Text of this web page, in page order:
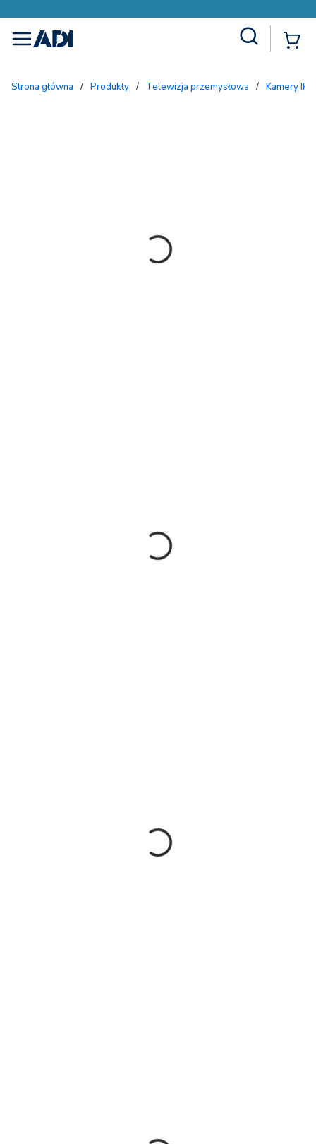
menu
Strona główna / Produkty / Telewizja przemysłowa / Kamery IP